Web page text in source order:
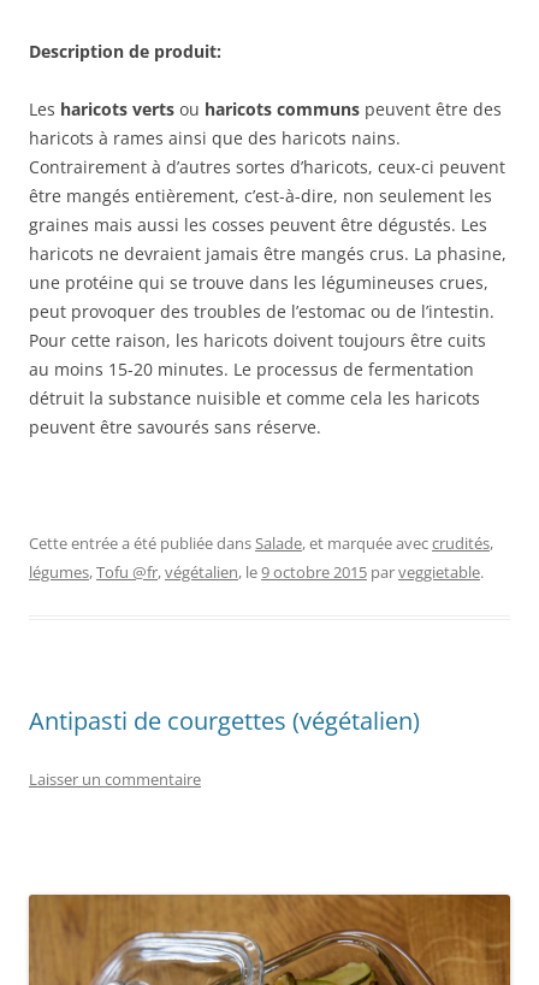
Description de produit:
Les haricots verts ou haricots communs peuvent être des
haricots à rames ainsi que des haricots nains.
Contrairement à d’autres sortes d’haricots, ceux-ci peuvent
être mangés entièrement, c’est-à-dire, non seulement les
graines mais aussi les cosses peuvent être dégustés. Les
haricots ne devraient jamais être mangés crus. La phasine,
une protéine qui se trouve dans les légumineuses crues,
peut provoquer des troubles de l’estomac ou de l’intestin.
Pour cette raison, les haricots doivent toujours être cuits
au moins 15-20 minutes. Le processus de fermentation
détruit la substance nuisible et comme cela les haricots
peuvent être savourés sans réserve.
Cette entrée a été publiée dansSalade, et marquée aveccrudités,
légumes,Tofu @fr,végétalien, le9 octobre 2015 parveggietable.
Antipasti de courgettes (végétalien)
Laisser un commentaire